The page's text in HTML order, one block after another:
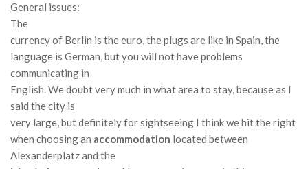
General issues:
The
currency of Berlin is the euro, the plugs are like in Spain, the
language is German, but you will not have problems
communicating in
English.We doubt very much in what area to stay, because as I
said the city is
very large, but definitely for sightseeing I think we hit the right
when choosing an accommodation located between
Alexanderplatz and the